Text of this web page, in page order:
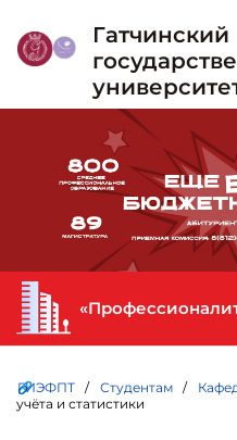
Гатчинский
ГИЭФПТ / Студентам /
учёта и статистики